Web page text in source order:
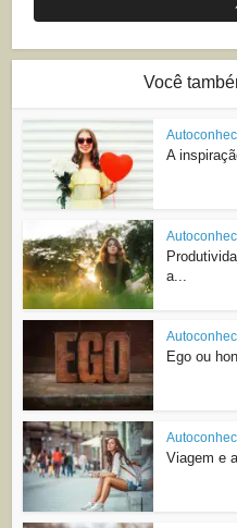
Você
A
a...
Ego ou
Viagem e